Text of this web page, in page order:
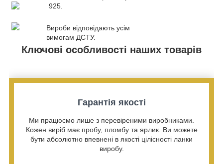
925.
Вироби відповідають усім
вимогам ДСТУ.
Ключові особливості наших товарів
Гарантія якості
Ми працюємо лише з перевіреними виробниками.
Кожен виріб має пробу, пломбу та ярлик. Ви можете
бути абсолютно впевнені в якості цілісності ланки
виробу.